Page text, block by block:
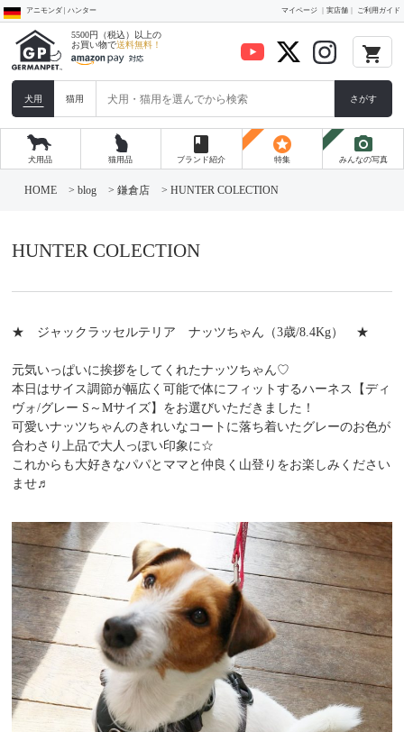
アニモンダ | ハンター マイページ 実店舗 ご利用ガイド
5500円（税込）以上の
お買い物で送料無料！ local_grocery_store
犬用 猫用 さがす
犬用品 猫用品
book
ブランド紹介
stars
特集
photo_camera
みんなの写真
へ
ス
プ
HOME > blog > 鎌倉店 > HUNTER COLECTION
HUNTER COLECTION
★ ジャックラッセルテリア ナッツちゃん（3歳/8.4Kg） ★
元気いっぱいに挨拶をしてくれたナッツちゃん♡
本日はサイス調節が幅広く可能で体にフィットするハーネス【ディ
ヴォ/グレー S～Mサイズ】をお選びいただきました！
可愛いナッツちゃんのきれいなコートに落ち着いたグレーのお色が
合わさり上品で大人っぽい印象に☆
これからも大好きなパパとママと仲良く山登りをお楽しみください
ませ♬